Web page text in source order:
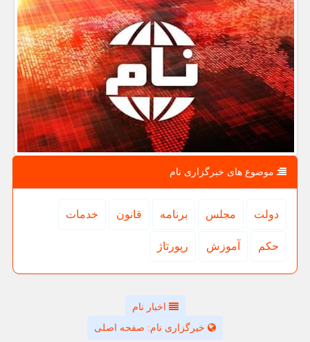
موضوع های خبرگزاری نام
دولت مجلس برنامه قانون خدمات
حكم آموزش رپورتاژ
اخبار نام
خبرگزاری نام: صفحه اصلی